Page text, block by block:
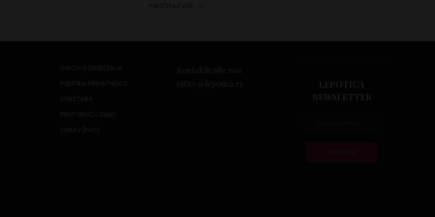
USLOVI KORIŠĆENJA
POLITIKA PRIVATNOSTI
SVAŠTARA
PREPORUČUJEMO
ZDRAV ŽIVOT
Kontaktirajte nas
office@lepotica.rs
LEPOTICA
NEWSLETTER